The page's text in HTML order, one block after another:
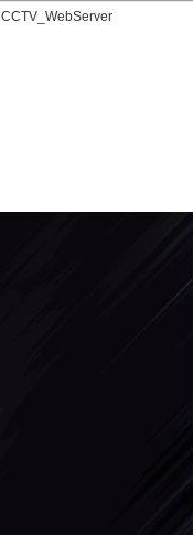
CCTV_WebServer